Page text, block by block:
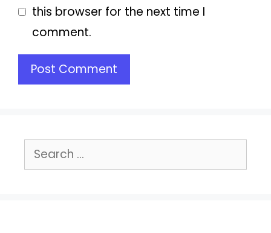
this browser for the next time I
comment.
Search
for: